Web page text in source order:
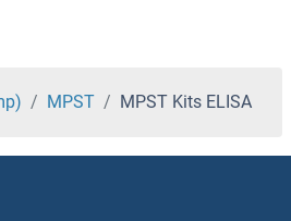
MPST MPST Kits ELISA